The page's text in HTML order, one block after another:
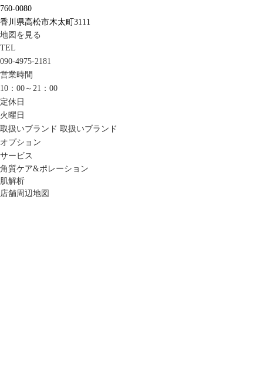
760-0080
香川県高松市木太町3111
地図を見る
TEL
090-4975-2181
営業時間
10：00～21：00
定休日
火曜日
取扱いブランド 取扱いブランド
オプション
サービス
角質ケア&ポレーション
肌解析
店舗周辺地図